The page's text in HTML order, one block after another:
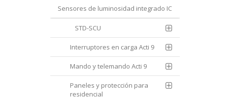
Sensores de luminosidad integrado IC
STD-SCU
Interruptores en carga Acti 9
Mando y telemando Acti 9
Paneles y protección para
residencial